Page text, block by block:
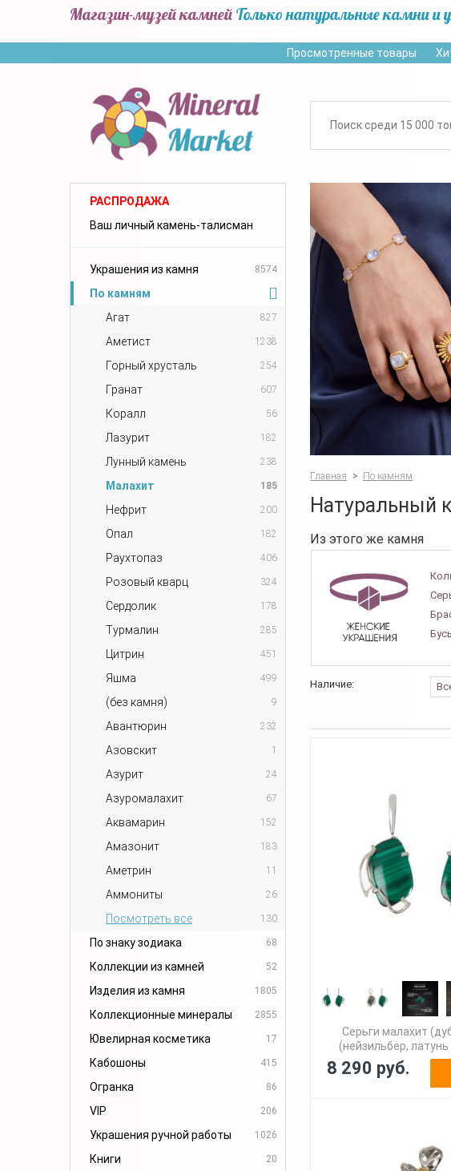
Магазин-музей камней Только натуральные камни и
Просмотренные товары
РАСПРОДАЖА
Ваш личный камень-талисман
Украшения из камня 8574
По камням
Агат
827
Аметист 1238
Горный хрусталь 254
Гранат 607
Коралл 56
Лазурит 182
Лунный камень 238
Малахит 185
Нефрит 200
Опал 182
Раухтопаз 406
Розовый кварц 324
Сердолик 178
Турмалин 285
Цитрин 451
Яшма 499
(без камня) 9
Авантюрин 232
Азовскит 1
Азурит 24
Азуромалахит 67
Аквамарин 152
Амазонит 183
Аметрин 11
Аммониты 26
Посмотреть все 130
По знаку зодиака 68
Коллекции из камней 52
Изделия из камня 1805
Коллекционные минералы 2855
Ювелирная косметика 17
Кабошоны 415
Огранка 86
VIP 206
Украшения ручной работы 1026
Книги 20
Главная > По камням
Натуральный
Из этого же камня
Наличие:
Серьги малахит
(нейзильбер,
8 290 руб.